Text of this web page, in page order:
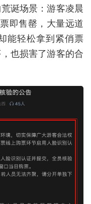
诞场景：游客凌晨
即售罄，大量远道
能轻松拿到紧俏票
也损害了游客的合